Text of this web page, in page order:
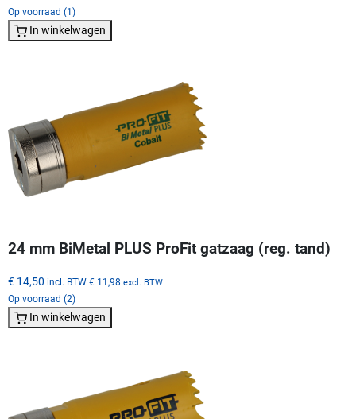
Op voorraad (1)
In winkelwagen
24 mm BiMetal PLUS ProFit gatzaag (reg. tand)
€ 14,50 incl. BTW € 11,98 excl. BTW
Op voorraad (2)
In winkelwagen